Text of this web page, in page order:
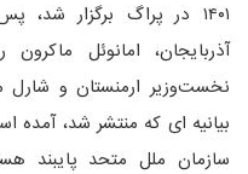
۱۴۰۱ در پراگ برگزار
آذربایجان، امانوئل
نخست‌وزیر ارمنستان و شارل
بیانیه ای که منتشر شد، آمده
سازمان ملل متحد پایبند